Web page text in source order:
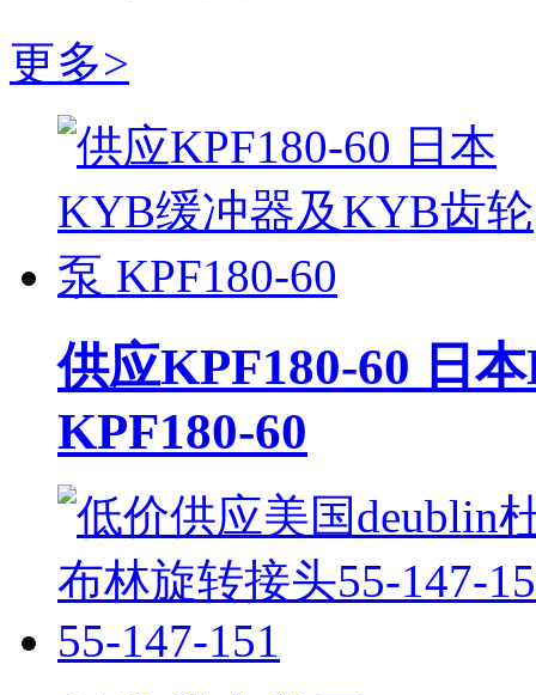
RTG轮胎式龙门起重机
中联重科集装箱正面吊运机 ZLJCRS45-5型集装箱正面吊
岸边集装箱起重机
上海鼎盛桥式抓斗卸船机
无锡新川:电动轮胎式起重机
安徽合力H2000系列CPCD70-W3型7吨柴油叉车
超低移动电动升降平台车
德国(MAFO)集装箱堆高机
意大利faraone12.1米单桅杆升降平台
河南封丘液压升降平台
丰田2.5吨内燃柴油牵引车 02-2TD25
东莞市中原电瓶车式液压升降平台
更多>
供应KPF180-60 日
KPF180-60